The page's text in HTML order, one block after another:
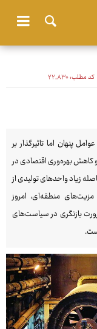
کد مطلب:۲۲٬۸۳۰
پنهان اما تاثیرگذار بر
و کاهش بهره‌وری اقتصادی در
زیاد واحدهای تولیدی از
منطقه‌ای، امروز
بازنگری در سیاست‌های